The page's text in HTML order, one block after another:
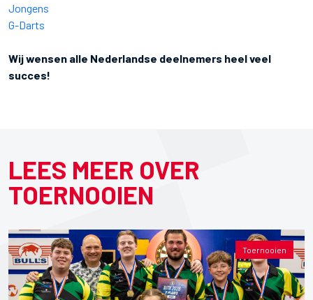
Jongens
G-Darts
Wij wensen alle Nederlandse deelnemers heel veel
succes!
LEES MEER OVER
TOERNOOIEN
Toernooien